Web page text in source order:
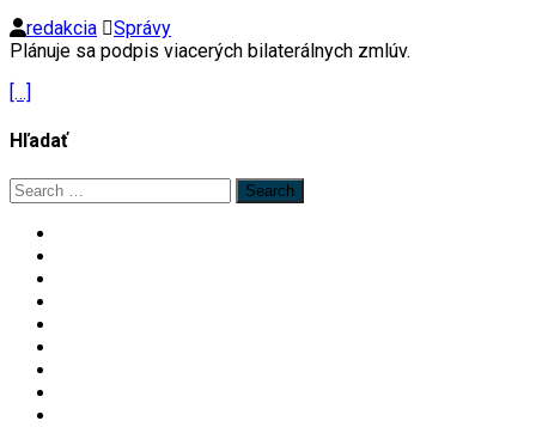
redakcia
Správy
Plánuje sa podpis viacerých bilaterálnych zmlúv.
[…]
Hľadať
Search
for: